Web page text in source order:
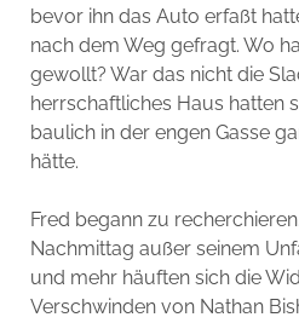
bevor ihn das Auto erfaßt
nach dem Weg gefragt. Wo
gewollt? War das nicht die
herrschaftliches Haus hatten
baulich in der engen Gasse
hätte.
Fred begann zu
Nachmittag außer seinem
und mehr häuften sich die
Verschwinden von Nathan